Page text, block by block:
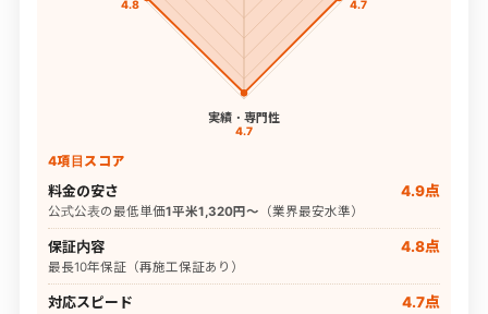
4.7
実績・専門性
4.7
4.8
4項目スコア
料金の安さ 4.9点
公式公表の最低単価1平米1,320円〜 （業界最安水準）
保証内容 4.8点
最長10年保証（再施工保証あり）
対応スピード 4.7点